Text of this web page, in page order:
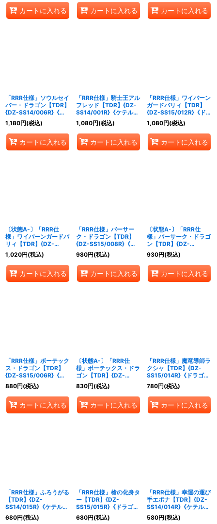
カートに入れる カートに入れる カートに入れる
「RRR仕様」ソウルセイ
バー・ドラゴン【TDR】
{DZ-SS14/006R}《ケ
テルサンクチュアリ》
1,180円(税込)
カートに入れる
「RRR仕様」騎士王アル
フレッド【TDR】{DZ-
SS14/001R}《ケテルサ
ンクチュアリ》
1,080円(税込)
カートに入れる
「RRR仕様」ワイバーン
ガードバリィ【TDR】
{DZ-SS15/012R}《ドラ
ゴンエンパイア》
1,080円(税込)
カートに入れる
〔状態A-〕「RRR仕
様」ワイバーンガードバ
リィ【TDR】{DZ-
SS15/012R}《ドラゴン
エンパイア》
1,020円(税込)
カートに入れる
「RRR仕様」バーサー
ク・ドラゴン【TDR】
{DZ-SS15/008R}《ド
ラゴンエンパイア》
980円(税込)
カートに入れる
〔状態A-〕「RRR仕
様」バーサーク・ドラゴ
ン【TDR】{DZ-
SS15/008R}《ドラゴン
エンパイア》
930円(税込)
カートに入れる
「RRR仕様」ボーテック
ス・ドラゴン【TDR】
{DZ-SS15/006R}《ド
ラゴンエンパイア》
880円(税込)
カートに入れる
〔状態A-〕「RRR仕
様」ボーテックス・ドラ
ゴン【TDR】{DZ-
SS15/006R}《ドラゴン
エンパイア》
830円(税込)
カートに入れる
「RRR仕様」魔竜導師ラ
クシャ【TDR】{DZ-
SS15/014R}《ドラゴン
エンパイア》
780円(税込)
カートに入れる
「RRR仕様」ふろうがる
【TDR】{DZ-
SS14/015R}《ケテルサ
ンクチュアリ》
680円(税込)
「RRR仕様」槍の化身タ
ー【TDR】{DZ-
SS15/015R}《ドラゴン
エンパイア》
680円(税込)
「RRR仕様」幸運の運び
手エポナ【TDR】{DZ-
SS14/014R}《ケテルサ
ンクチュアリ》
580円(税込)